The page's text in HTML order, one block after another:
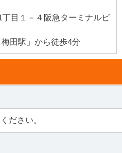
目１－４阪急ターミナルビ
田駅」から徒歩4分
ください。